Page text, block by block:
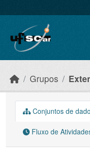
Grupos
Conjuntos de
Fluxo de